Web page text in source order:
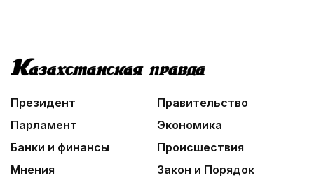
Президент
Правительство
Парламент
Экономика
Банки и финансы
Происшествия
Мнения
Закон и Порядок